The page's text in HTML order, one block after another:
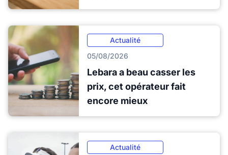
Actualité
05/08/2026
Lebara a beau casser les
prix, cet opérateur fait
encore mieux
Actualité